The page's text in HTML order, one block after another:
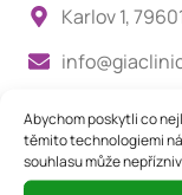
Abychom poskytli co
těmito technologiemi
souhlasu může
Karlov 1,
Zavolejte
Rádi vám